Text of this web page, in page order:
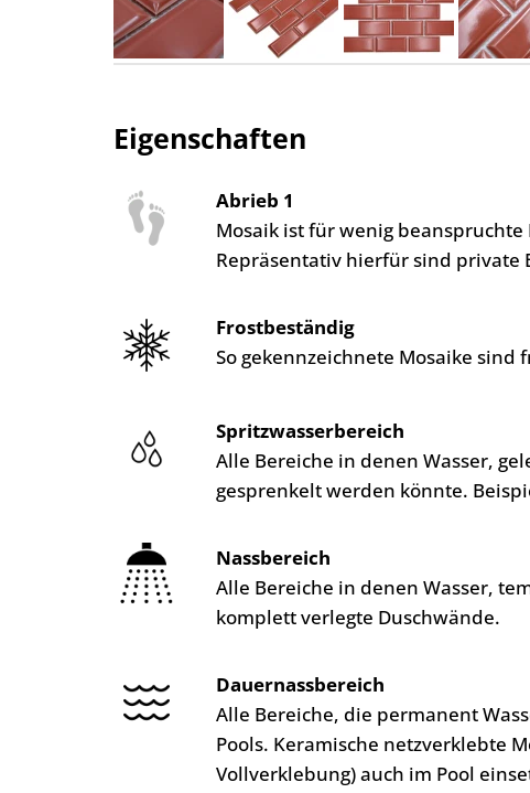
Eigenschaften
Abrieb 1
Mosaik ist für wenig
Repräsentativ hierfür sind private
Frostbeständig
So gekennzeichnete Mosaike
Spritzwasserbereich
Alle Bereiche in denen Wasser,
gesprenkelt werden könnte.
Nassbereich
Alle Bereiche in denen Wasser,
komplett verlegte Duschwände.
Dauernassbereich
Alle Bereiche, die permanent
Pools. Keramische netzverklebte
Vollverklebung) auch im Pool